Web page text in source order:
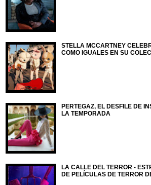
STELLA MCCARTNEY
COMO IGUALES EN SU
PERTEGAZ, EL DESFILE DE
LA TEMPORADA
LA CALLE DEL TERROR -
DE PELÍCULAS DE TERROR